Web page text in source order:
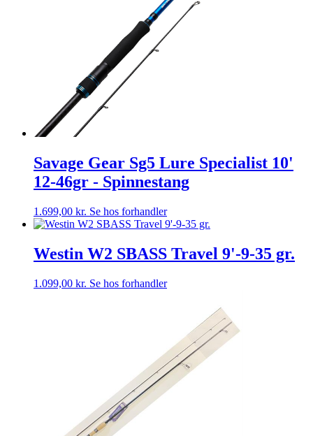
Savage Gear Sg5 Lure Specialist 10'
12-46gr - Spinnestang
1.699,00 kr. Se hos forhandler
Westin W2 SBASS Travel 9'-9-35 gr.
1.099,00 kr. Se hos forhandler